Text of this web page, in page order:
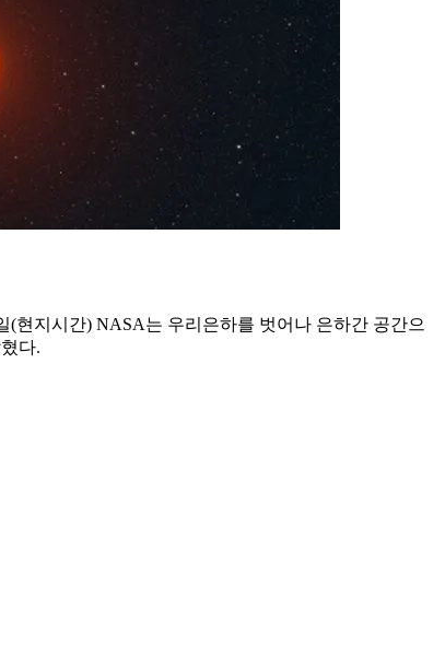
현지시간) NASA는 우리은하를 벗어나 은하간 공간으
다.